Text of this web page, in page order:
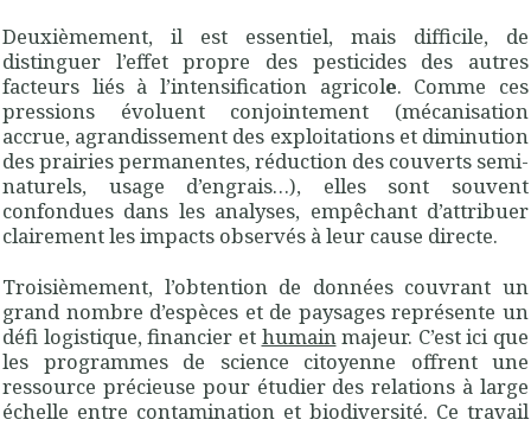
Deuxièmement, il est essentiel, mais difficile, de
distinguer l’effet propre des pesticides des autres
facteurs liés à l’intensification agricole. Comme ces
pressions évoluent conjointement (mécanisation
accrue, agrandissement des exploitations et diminution
des prairies permanentes, réduction des couverts semi-
naturels, usage d’engrais…), elles sont souvent
confondues dans les analyses, empêchant d’attribuer
clairement les impacts observés à leur cause directe.
Troisièmement, l’obtention de données couvrant un
grand nombre d’espèces et de paysages représente un
défi logistique, financier et humainmajeur. C’est ici que
les programmes de science citoyenne offrent une
ressource précieuse pour étudier des relations à large
échelle entre contamination et biodiversité. Ce travail